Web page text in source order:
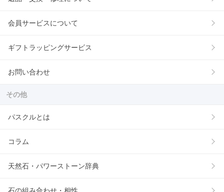
会員サービスについて
ギフトラッピングサービス
お問い合わせ
その他
パスクルとは
コラム
天然石・パワーストーン辞典